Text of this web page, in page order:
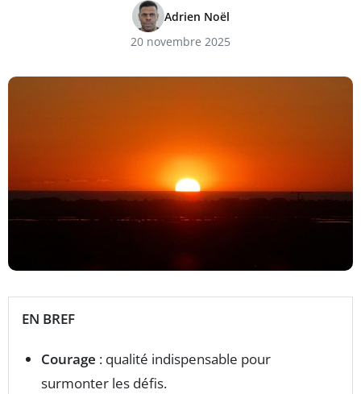
Adrien Noël
20 novembre 2025
EN BREF
Courage : qualité indispensable pour
surmonter les défis.